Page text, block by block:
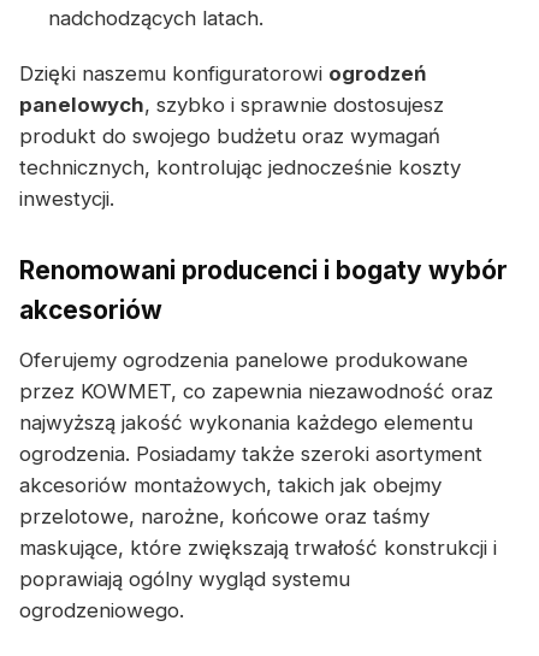
nadchodzących latach.
Dzięki naszemu konfiguratorowi ogrodzeń
panelowych, szybko i sprawnie dostosujesz
produkt do swojego budżetu oraz wymagań
technicznych, kontrolując jednocześnie koszty
inwestycji.
Renomowani producenci i bogaty wybór
akcesoriów
Oferujemy ogrodzenia panelowe produkowane
przez KOWMET, co zapewnia niezawodność oraz
najwyższą jakość wykonania każdego elementu
ogrodzenia. Posiadamy także szeroki asortyment
akcesoriów montażowych, takich jak obejmy
przelotowe, narożne, końcowe oraz taśmy
maskujące, które zwiększają trwałość konstrukcji i
poprawiają ogólny wygląd systemu
ogrodzeniowego.